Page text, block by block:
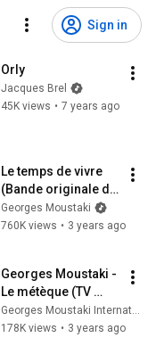
Sign in
Orly
Jacques Brel
45K views • 7 years ago
Le temps de vivre
(Bande originale du
film "Le temps de
vivre")
Georges Moustaki
760K views • 3 years ago
Georges Moustaki -
Le métèque (TV
Canada)
178K views • 3 years ago